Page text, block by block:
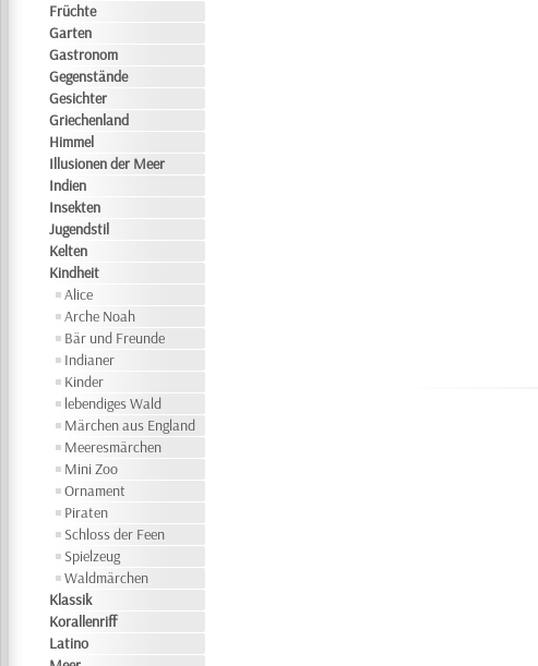
Früchte
Garten
Gastronom
Gegenstände
Gesichter
Griechenland
Himmel
Illusionen der Meer
Indien
Insekten
Jugendstil
Kelten
Kindheit
Alice
Arche Noah
Bär und Freunde
Indianer
Kinder
lebendiges Wald
Märchen aus England
Meeresmärchen
Mini Zoo
Ornament
Piraten
Schloss der Feen
Spielzeug
Waldmärchen
Klassik
Korallenriff
Latino